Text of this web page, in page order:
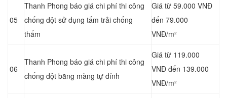
05
Thanh Phong báo giá chi phí thi công
chống dột sử dụng tấm trải chống
thấm
Giá từ 59.000 VNĐ
đến 79.000
VNĐ/m²
06
Thanh Phong báo giá chi phí thi công
chống dột bằng màng tự dính
Giá từ 119.000
VNĐ đến 139.000
VNĐ/m²